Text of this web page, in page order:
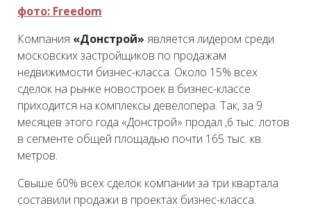
фото: Freedom
Компания «Донстрой» является лидером среди
московских застройщиков по продажам
недвижимости бизнес-класса. Около 15% всех
сделок на рынке новостроек в бизнес-классе
приходится на комплексы девелопера. Так, за 9
месяцев этого года «Донстрой» продал ,6 тыс. лотов
в сегменте общей площадью почти 165 тыс. кв.
метров.
Свыше 60% всех сделок компании за три квартала
составили продажи в проектах бизнес-класса.